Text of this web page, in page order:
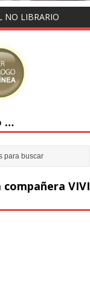
NO LIBRARIO
…
VIVI